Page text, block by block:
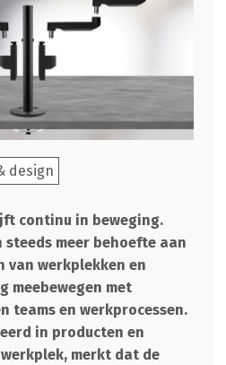
design
continu in beweging.
meer behoefte aan
werkplekken en
meebewegen met
teams en werkprocessen.
in producten en
merkt dat de